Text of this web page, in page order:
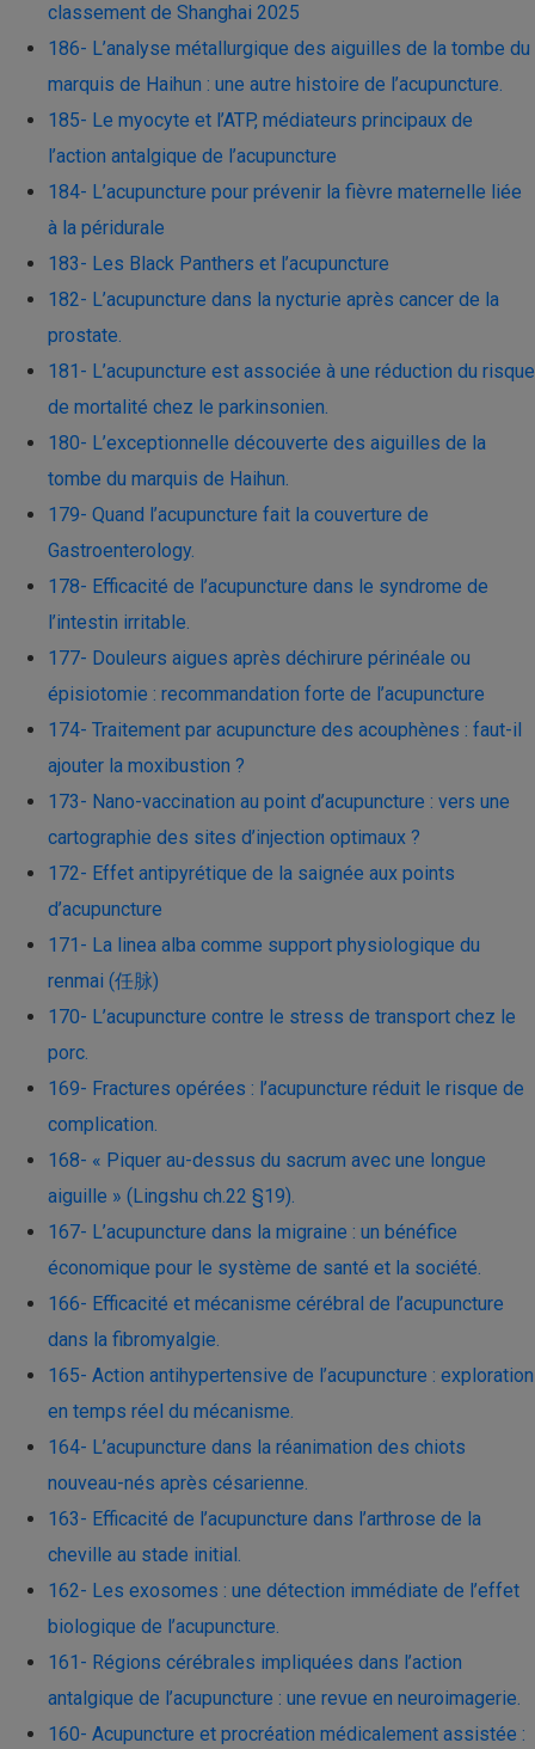
classement de Shanghai 2025
186- L’analyse métallurgique des aiguilles de la tombe du
marquis de Haihun : une autre histoire de l’acupuncture.
185- Le myocyte et l’ATP, médiateurs principaux de
l’action antalgique de l’acupuncture
184- L’acupuncture pour prévenir la fièvre maternelle liée
à la péridurale
183- Les Black Panthers et l’acupuncture
182- L’acupuncture dans la nycturie après cancer de la
prostate.
181- L’acupuncture est associée à une réduction du risque
de mortalité chez le parkinsonien.
180- L’exceptionnelle découverte des aiguilles de la
tombe du marquis de Haihun.
179- Quand l’acupuncture fait la couverture de
Gastroenterology.
178- Efficacité de l’acupuncture dans le syndrome de
l’intestin irritable.
177- Douleurs aigues après déchirure périnéale ou
épisiotomie : recommandation forte de l’acupuncture
174- Traitement par acupuncture des acouphènes : faut-il
ajouter la moxibustion ?
173- Nano-vaccination au point d’acupuncture : vers une
cartographie des sites d’injection optimaux ?
172- Effet antipyrétique de la saignée aux points
d’acupuncture
171- La linea alba comme support physiologique du
renmai (任脉)
170- L’acupuncture contre le stress de transport chez le
porc.
169- Fractures opérées : l’acupuncture réduit le risque de
complication.
168- « Piquer au-dessus du sacrum avec une longue
aiguille » (Lingshu ch.22 §19).
167- L’acupuncture dans la migraine : un bénéfice
économique pour le système de santé et la société.
166- Efficacité et mécanisme cérébral de l’acupuncture
dans la fibromyalgie.
165- Action antihypertensive de l’acupuncture : exploration
en temps réel du mécanisme.
164- L’acupuncture dans la réanimation des chiots
nouveau-nés après césarienne.
163- Efficacité de l’acupuncture dans l’arthrose de la
cheville au stade initial.
162- Les exosomes : une détection immédiate de l’effet
biologique de l’acupuncture.
161- Régions cérébrales impliquées dans l’action
antalgique de l’acupuncture : une revue en neuroimagerie.
160- Acupuncture et procréation médicalement assistée :